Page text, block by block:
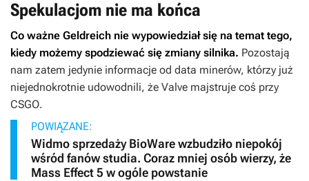
Spekulacjom nie ma końca
Co ważne Geldreich nie wypowiedział się na temat tego,
kiedy możemy spodziewać się zmiany silnika. Pozostają
nam zatem jedynie informacje od data minerów, którzy już
niejednokrotnie udowodnili, że Valve majstruje coś przy
CSGO.
POWIĄZANE:
Widmo sprzedaży BioWare wzbudziło niepokój
wśród fanów studia. Coraz mniej osób wierzy, że
Mass Effect 5 w ogóle powstanie